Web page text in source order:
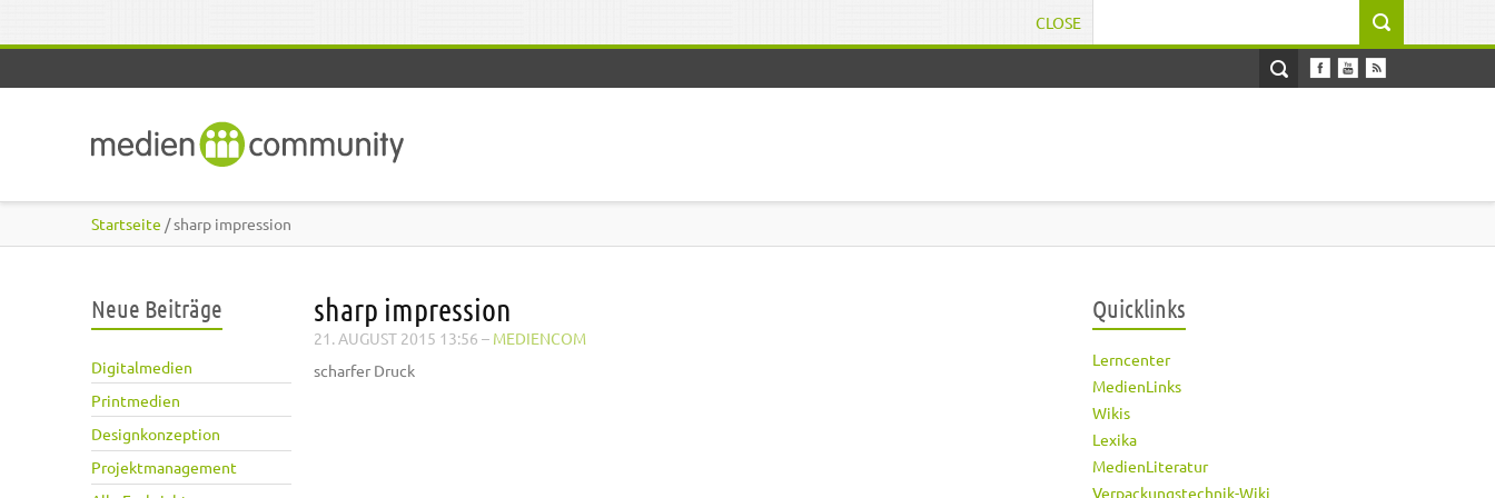
CLOSE
Startseite / sharp impression
Neue Beiträge
Digitalmedien
Printmedien
Designkonzeption
Projektmanagement
sharp impression
21. AUGUST 2015 13:56 – MEDIENCOM
scharfer Druck
Quicklinks
Lerncenter
MedienLinks
Wikis
Lexika
MedienLiteratur
Verpackungstechnik-Wiki